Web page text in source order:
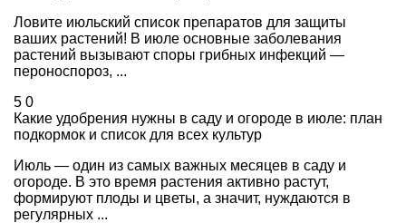
Ловите июльский список препаратов для защиты
ваших растений! В июле основные заболевания
растений вызывают споры грибных инфекций —
пероноспороз, ...
5 0
Какие удобрения нужны в саду и огороде в июле: план
подкормок и список для всех культур
Июль — один из самых важных месяцев в саду и
огороде. В это время растения активно растут,
формируют плоды и цветы, а значит, нуждаются в
регулярных ...